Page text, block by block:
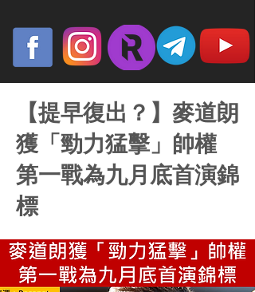
【提早復出？】麥道朗
獲「勁力猛擊」帥權
第一戰為九月底首演錦
標